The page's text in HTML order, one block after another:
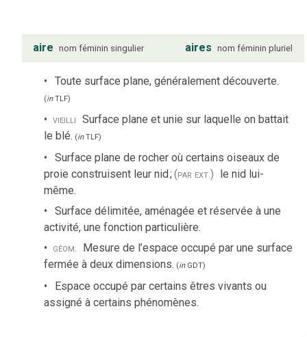
aire nom féminin singulier aires nom féminin pluriel
Toute surface plane, généralement découverte.
(inTLF)
vieilli Surface plane et unie sur laquelle on battait
le blé. (inTLF)
Surface plane de rocher où certains oiseaux de
proie construisent leur nid;(par ext.) le nid lui-
même.
Surface délimitée, aménagée et réservée à une
activité, une fonction particulière.
géom. Mesure de l’espace occupé par une surface
fermée à deux dimensions. (inGDT)
Espace occupé par certains êtres vivants ou
assigné à certains phénomènes.